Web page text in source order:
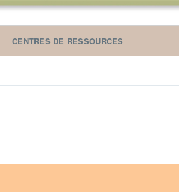
CENTRES DE RESSOURCES